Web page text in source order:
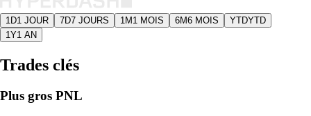
1D1 JOUR 7D7 JOURS 1M 1 MOIS 6M6 MOIS YTDYTD
1Y1 AN
Trades clés
Plus gros PNL